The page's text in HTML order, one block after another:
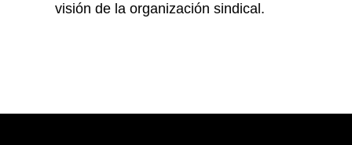
visión de la organización sindical.